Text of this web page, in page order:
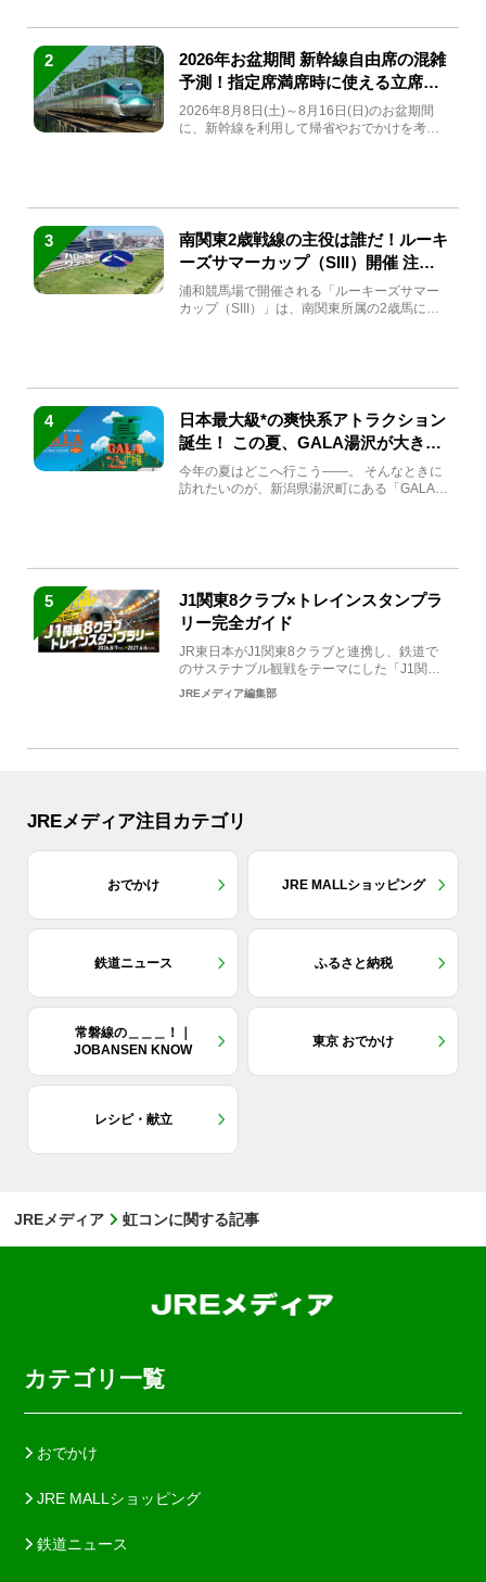
2
2026年お盆期間 新幹線自由席の混雑
予測！指定席満席時に使える立席特
急券も解説
2026年8月8日(土)～8月16日(日)のお盆期間
に、新幹線を利用して帰省やおでかけを考え
3
南関東2歳戦線の主役は誰だ！ルーキ
ーズサマーカップ（SIII）開催 注目
馬と見どころをチェック
浦和競馬場で開催される「ルーキーズサマー
カップ（SIII）」は、南関東所属の2歳馬によ
4
日本最大級*の爽快系アトラクション
誕生！ この夏、GALA湯沢が大きく
生まれ変わる
今年の夏はどこへ行こう――。 そんなときに
訪れたいのが、新潟県湯沢町にある「GALA湯
5
J1関東8クラブ×トレインスタンプラ
リー完全ガイド
JR東日本がJ1関東8クラブと連携し、鉄道で
のサステナブル観戦をテーマにした「J1関東8
クラブ×トレイン...
JREメディア編集部
JREメディア注目カテゴリ
おでかけ JRE MALLショッピング
鉄道ニュース ふるさと納税
常磐線の＿＿＿！｜
JOBANSEN KNOW
東京 おでかけ
レシピ・献立
JREメディア 虹コンに関する記事
カテゴリ一覧
おでかけ
JRE MALLショッピング
鉄道ニュース